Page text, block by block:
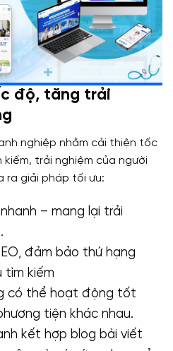
độ, tăng trải
nghiệp nhằm cải thiện tốc
trải nghiệm của người
ra giải pháp tối ưu:
– mang lại trải
đảm bảo thứ hạng
tìm kiếm
có thể hoạt động tốt
tiện khác nhau.
kết hợp blog bài viết